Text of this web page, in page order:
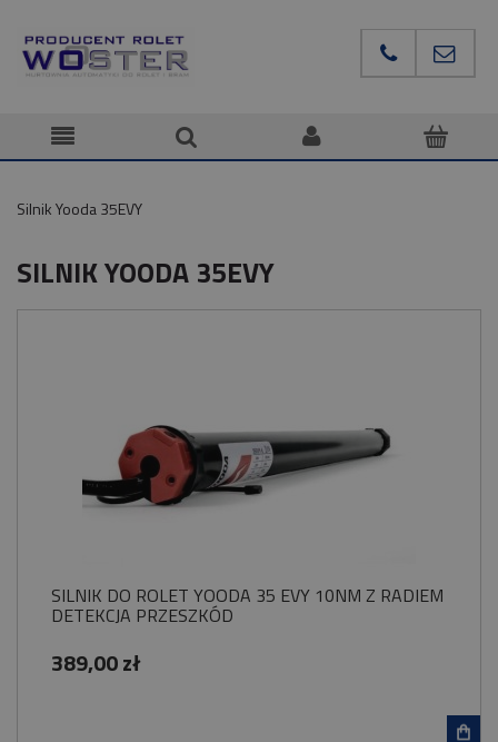
Silnik Yooda 35EVY
SILNIK YOODA 35EVY
SILNIK DO ROLET YOODA 35 EVY 10NM Z RADIEM
DETEKCJA PRZESZKÓD
389,00 zł